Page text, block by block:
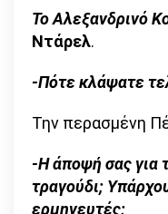
Το Αλεξανδρινό
Ντάρελ.
-Πότε κλάψατε
Την περασμένη
-Η άποψή σας για
τραγούδι;
ερμηνευτές;